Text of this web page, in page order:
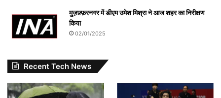
मुज़फ़्फ़रनगर में डीएम उमेश मिश्रा ने आज शहर का निरीक्षण
किया
02/01/2025
Recent Tech News